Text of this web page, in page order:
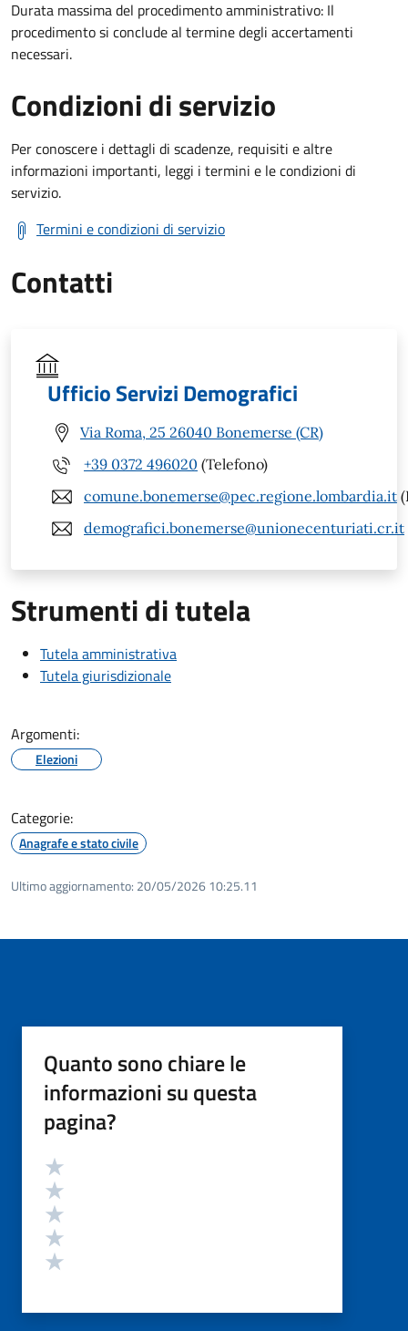
Durata massima del procedimento amministrativo: Il
procedimento si conclude al termine degli accertamenti
necessari.
Condizioni di servizio
Per conoscere i dettagli di scadenze, requisiti e altre
informazioni importanti, leggi i termini e le condizioni di
servizio.
Termini e condizioni di servizio
Contatti
Ufficio Servizi Demografici
Via Roma, 25 26040 Bonemerse (CR)
+39 0372 496020 (Telefono)
comune.bonemerse@pec.regione.lombardia.it
demografici.bonemerse@unionecenturiati.cr.it
Strumenti di tutela
Tutela amministrativa
Tutela giurisdizionale
Argomenti:
Elezioni
Categorie:
Anagrafe e stato civile
Ultimo aggiornamento: 20/05/2026 10:25.11
Quanto sono chiare le
informazioni su questa
pagina?
Valutazione